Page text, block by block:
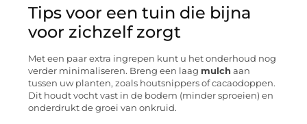
Tips voor een tuin die bijna
voor zichzelf zorgt
Met een paar extra ingrepen kunt u het onderhoud nog
verder minimaliseren. Breng een laag mulch aan
tussen uw planten, zoals houtsnippers of cacaodoppen.
Dit houdt vocht vast in de bodem (minder sproeien) en
onderdrukt de groei van onkruid.